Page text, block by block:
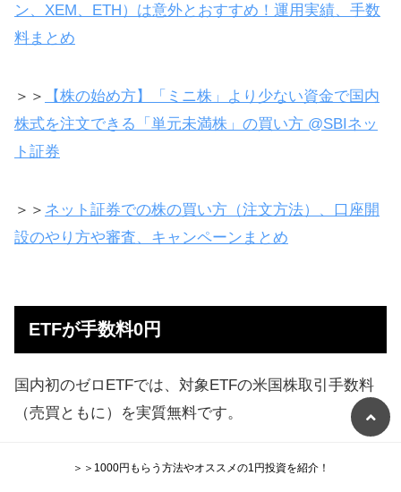
ン、XEM、ETH）は意外とおすすめ！運用実績、手数
料まとめ
＞＞
【株の始め方】「ミニ株」より少ない資金で国内
株式を注文できる「単元未満株」の買い方 @SBIネッ
ト証券
＞＞ ネット証券での株の買い方（注文方法）、口座開
設のやり方や審査、キャンペーンまとめ
ETFが手数料0円
国内初のゼロETFでは、対象ETFの米国株取引手数料
（売買ともに）を実質無料です。
（取引日の翌月末までに、お客様の外国株取引口座に
＞＞1000円もらう方法やオススメの1円投資を紹介！